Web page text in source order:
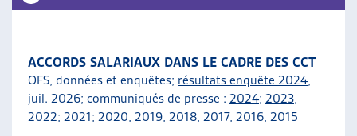
ACCORDS SALARIAUX DANS LE CADRE DES CCT
OFS, données et enquêtes; résultats enquête 2024
juil. 2026; communiqués de presse : 2024; 2023
2022; 2021; 2020 2019 2018 2017, 2016 2015